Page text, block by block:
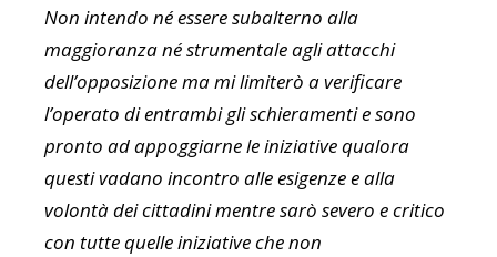
Non intendo né essere subalterno alla
maggioranza né strumentale agli attacchi
dell’opposizione ma mi limiterò a verificare
l’operato di entrambi gli schieramenti e sono
pronto ad appoggiarne le iniziative qualora
questi vadano incontro alle esigenze e alla
volontà dei cittadini mentre sarò severo e critico
con tutte quelle iniziative che non